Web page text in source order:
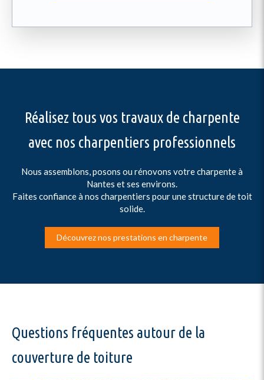
Réalisez tous vos travaux de charpente
avec nos charpentiers professionnels
Nous assemblons, posons ou rénovons votre charpente à
Nantes et ses environs.
Faites confiance à nos charpentiers pour une structure de toit
solide.
Découvrez nos prestations en charpente
Questions fréquentes autour de la
couverture de toiture